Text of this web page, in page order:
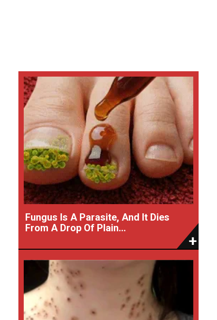
Fungus Is A Parasite, And It Dies
From A Drop Of Plain...